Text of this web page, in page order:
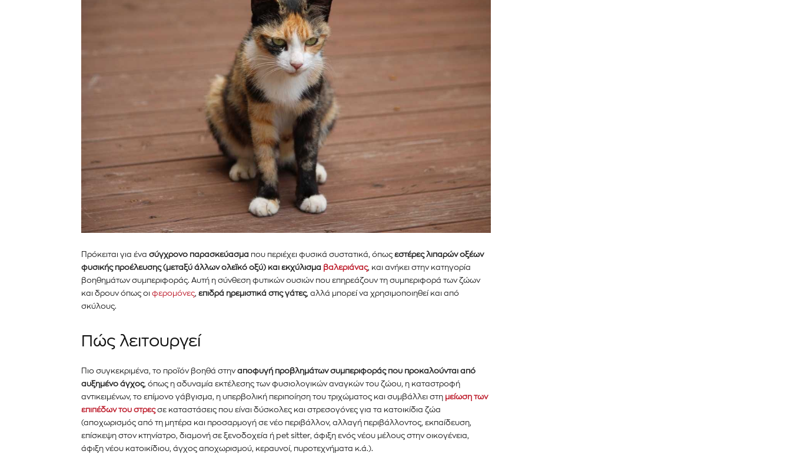
PetshopMarket.gr και ενημερωθείτε
πρώτοι για τα νέα προϊόντα και τις
εξελίξεις της αγοράς.
Για να εγγραφείτε, απλώς εισάγετε τη διεύθυνση email σας στον ιστότοπό μας ή
κάντε κλικ στο κουμπί εγγραφής παρακάτω. Μην ανησυχείτε, σεβόμαστε την
ιδιωτικότητά σας και δεν θα σας στείλουμε ανεπιθύμητα μηνύματα. Οι πληροφορίες
σας είναι ασφαλείς μαζί μας.
Πρόκειται για ένα σύγχρονο παρασκεύασμα που περιέχει φυσικά συστατικά, όπως εστέρες λιπαρών οξέων
φυσικής προέλευσης (μεταξύ άλλων ολεϊκό οξύ) και εκχύλισμα βαλεριάνας, και ανήκει στην κατηγορία
βοηθημάτων συμπεριφοράς. Αυτή η σύνθεση φυτικών ουσιών που επηρεάζουν τη συμπεριφορά των ζώων
και δρουν όπως οι φερομόνες, επιδρά ηρεμιστικά στις γάτες, αλλά μπορεί να χρησιμοποιηθεί και από
σκύλους.
Πώς λειτουργεί
Πιο συγκεκριμένα, το προϊόν βοηθά στηναποφυγή προβλημάτων συμπεριφοράς που προκαλούνται από
αυξημένο άγχος, όπως η αδυναμία εκτέλεσης των φυσιολογικών αναγκών του ζώου, η καταστροφή
αντικειμένων, το επίμονο γάβγισμα, η υπερβολική περιποίηση του τριχώματος και συμβάλλει στη μείωση των
επιπέδων του στρες σε καταστάσεις που είναι δύσκολες και στρεσογόνες για τα κατοικίδια ζώα
(αποχωρισμός από τη μητέρα και προσαρμογή σε νέο περιβάλλον, αλλαγή περιβάλλοντος, εκπαίδευση,
επίσκεψη στον κτηνίατρο, διαμονή σε ξενοδοχεία ή pet sitter, άφιξη ενός νέου μέλους στην οικογένεια,
άφιξη νέου κατοικίδιου, άγχος αποχωρισμού, κεραυνοί, πυροτεχνήματα κ.ά.).